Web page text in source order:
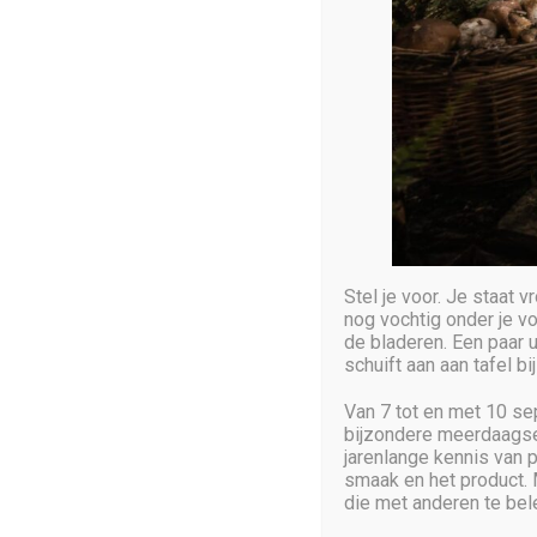
Stel je voor. Je staat
nog vochtig onder je
de bladeren. Een paar
schuift aan aan tafel
Van 7 tot en met 10
bijzondere
jarenlange kennis van
smaak en het
die met anderen te